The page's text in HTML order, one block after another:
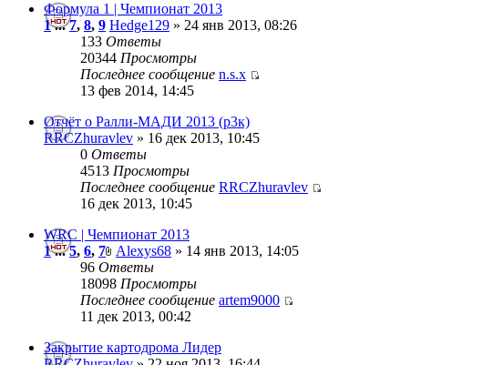
Формула 1 | Чемпионат 2013
1...7, 8, 9 Hedge129 » 24 янв 2013, 08:26
133 Ответы
20344 Просмотры
Последнее сообщение n.s.x
13 фев 2014, 14:45
Отчёт о Ралли-МАДИ 2013 (р3к)
RRCZhuravlev » 16 дек 2013, 10:45
0 Ответы
4513 Просмотры
Последнее сообщение RRCZhuravlev
16 дек 2013, 10:45
WRC | Чемпионат 2013
1...5, 6, 7 Alexys68 » 14 янв 2013, 14:05
96 Ответы
18098 Просмотры
Последнее сообщение artem9000
11 дек 2013, 00:42
Закрытие картодрома Лидер